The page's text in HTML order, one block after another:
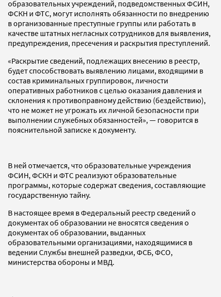
образовательных учреждений, подведомственных ФСИН,
ФСКН и ФТС, могут исполнять обязанности по внедрению
в организованные преступные группы или работать в
качестве штатных негласных сотрудников для выявления,
предупреждения, пресечения и раскрытия преступлений.
«Раскрытие сведений, подлежащих внесению в реестр,
будет способствовать выявлению лицами, входящими в
состав криминальных группировок, личности
оперативных работников с целью оказания давления и
склонения к противоправному действию (бездействию),
что не может не угрожать их личной безопасности при
выполнении служебных обязанностей», — говорится в
пояснительной записке к документу.
В ней отмечается, что образовательные учреждения
ФСИН, ФСКН и ФТС реализуют образовательные
программы, которые содержат сведения, составляющие
государственную тайну.
В настоящее время в Федеральный реестр сведений о
документах об образовании не вносятся сведения о
документах об образовании, выданных
образовательными организациями, находящимися в
ведении Службы внешней разведки, ФСБ, ФСО,
министерства обороны и МВД.